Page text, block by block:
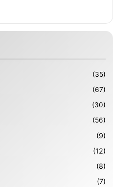
(35)
(67)
(30)
(56)
(9)
(12)
(8)
(7)